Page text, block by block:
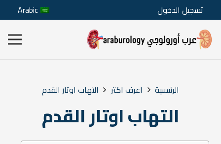
تسجيل الدخول Arabic
الرئيسية اعرف اكتر التهاب اوتار القدم
التهاب اوتار القدم